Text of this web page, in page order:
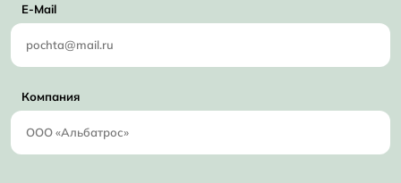
E-Mail
Компания